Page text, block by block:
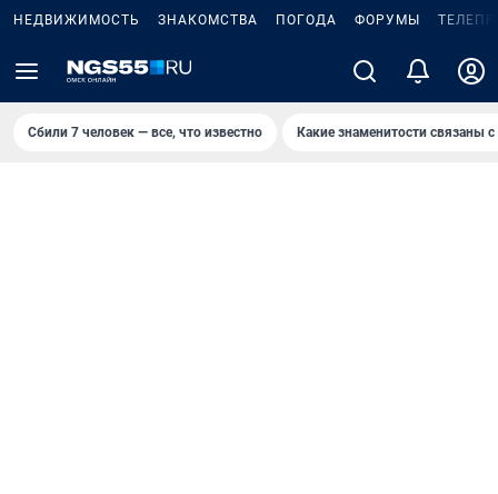
НЕДВИЖИМОСТЬ ЗНАКОМСТВА ПОГОДА ФОРУМЫ
Сбили 7 человек — все, что известно Какие знаменитости связаны